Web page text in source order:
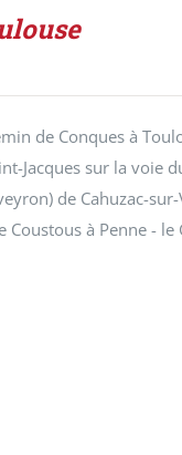
de Conques à
Jacques sur la voie
de Cahuzac-
Coustous à Penne - le